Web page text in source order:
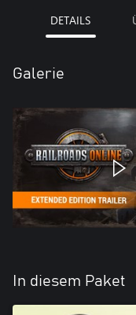
DETAILS
Galerie
In diesem Paket